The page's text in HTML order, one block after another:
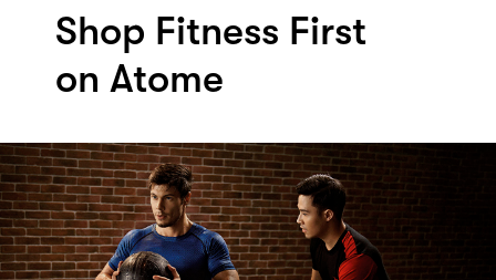
Shop Fitness First
on Atome